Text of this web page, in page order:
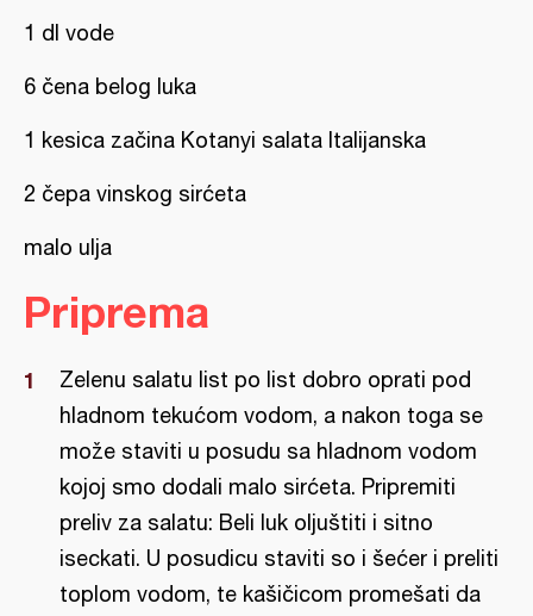
1 dl vode
6 čena belog luka
1 kesica začina Kotanyi salata Italijanska
2 čepa vinskog sirćeta
malo ulja
Priprema
Zelenu salatu list po list dobro oprati pod
hladnom tekućom vodom, a nakon toga se
može staviti u posudu sa hladnom vodom
kojoj smo dodali malo sirćeta. Pripremiti
preliv za salatu: Beli luk oljuštiti i sitno
iseckati. U posudicu staviti so i šećer i preliti
toplom vodom, te kašičicom promešati da